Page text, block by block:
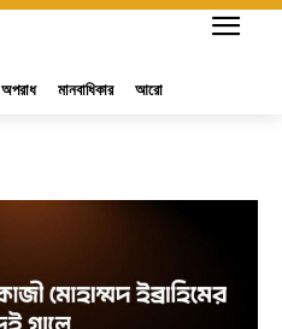
অপরাধ মানবাধিকার আরো